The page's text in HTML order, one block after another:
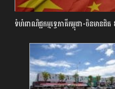
ទំហំពាណិជ្ជកម្មទ្វេភាគីកម្ពុជា-ចិនមានជិ